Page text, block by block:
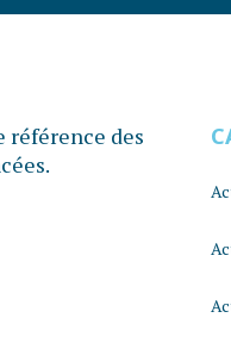
référence des